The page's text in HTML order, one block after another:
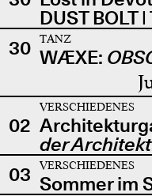
DUST BOLT
30
TANZ
WÆXE:
02
VERSCHIEDENES
der
03
VERSCHIEDENES
Sommer im